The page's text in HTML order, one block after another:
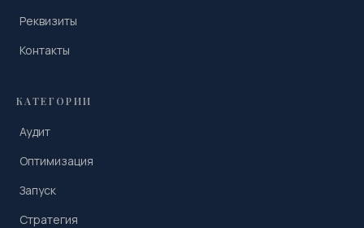
Реквизиты
Контакты
КАТЕГОРИИ
Аудит
Оптимизация
Запуск
Стратегия